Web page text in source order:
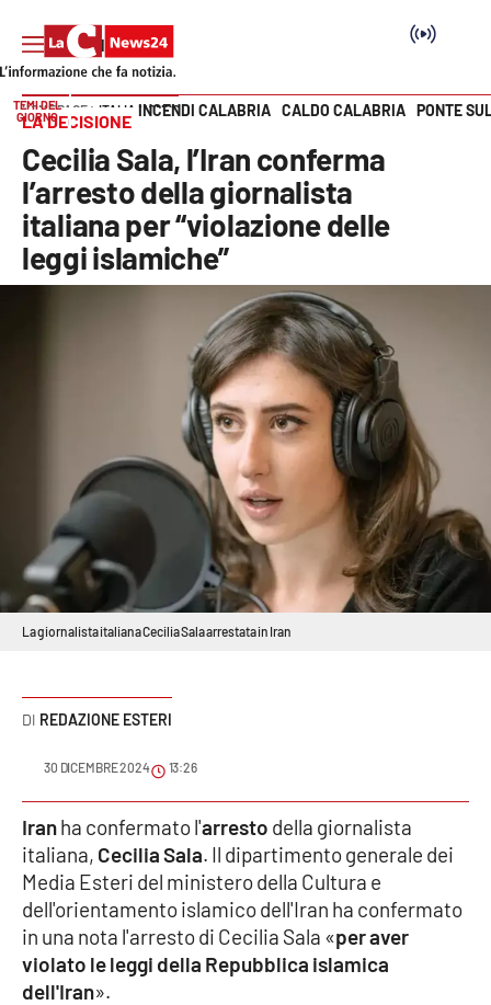
Cronaca
Politica
Economia e lavoro
Italia Mondo
Sanità
Sport
Cultura
Meteo
VIDEO
Ambiente
Cronaca
Vai
TEMI DEL
GIORNO
INCENDI CALABRIA CALDO CALABRIA PONTE
HOME PAGE ITALIA MONDO
LA DECISIONE
Cecilia Sala, l’Iran conferma
l’arresto della giornalista
italiana per “violazione delle
leggi islamiche”
La giornalista italiana Cecilia Sala arrestata in Iran
REDAZIONE ESTERI
30 DICEMBRE 2024 13:26
Iranha confermato l'arresto della giornalista
italiana, Cecilia Sala. Il dipartimento generale dei
Media Esteri del ministero della Cultura e
dell'orientamento islamico dell'Iran ha confermato
in una nota l'arresto di Cecilia Sala «per aver
violato le leggi della Repubblica islamica
dell'Iran».